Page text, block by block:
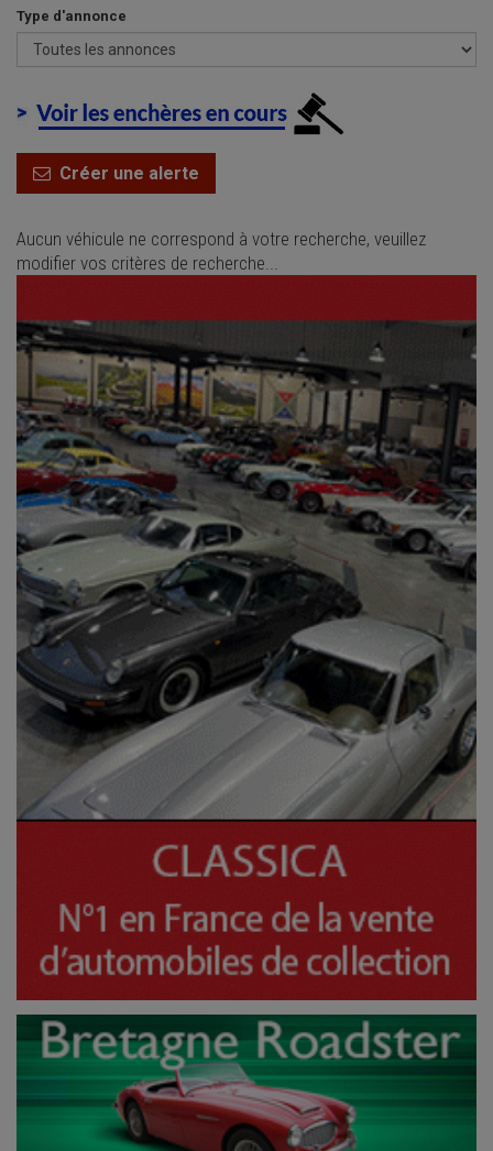
Type d'annonce
Créer une alerte
Aucun véhicule ne correspond à votre recherche, veuillez
modifier vos critères de recherche...